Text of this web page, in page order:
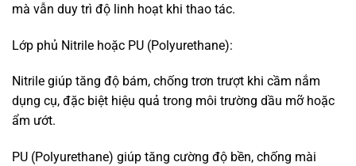
mà vẫn duy trì độ linh hoạt khi thao tác.
Lớp phủ Nitrile hoặc PU (Polyurethane):
Nitrile giúp tăng độ bám, chống trơn trượt khi cầm nắm
dụng cụ, đặc biệt hiệu quả trong môi trường dầu mỡ hoặc
ẩm ướt.
PU (Polyurethane) giúp tăng cường độ bền, chống mài